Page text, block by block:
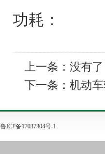
功耗：
上一条：没有了
下一条： 机动
鲁ICP备17037304号-1